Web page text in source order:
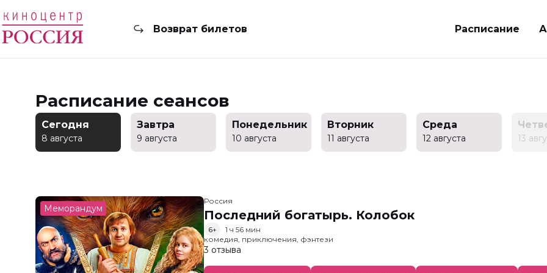
Возврат билетов Расписание
Расписание сеансов
Сегодня
8 августа
Завтра
9 августа
Понедельник
10 августа
Вторник
11 августа
Среда
12 августа 13
Меморандум
Россия
Последний богатырь. Колобок
6+
1 ч 56 мин
комедия, приключения, фэнтези
3 отзыва